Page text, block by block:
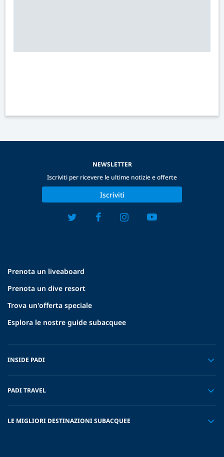
Prenota un liveaboard
Prenota un dive resort
Trova un'offerta speciale
Esplora le nostre guide subacquee
INSIDE PADI
PADI TRAVEL
LE MIGLIORI DESTINAZIONI SUBACQUEE
NEWSLETTER
Iscriviti per ricevere le ultime notizie e offerte
Iscriviti